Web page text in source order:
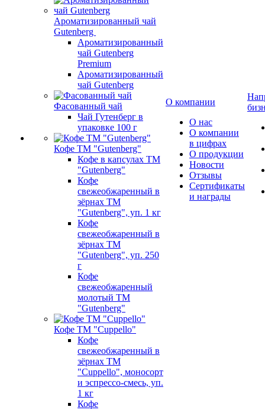
Ароматизированный чай
Gutenberg
Ароматизированный
чай Gutenberg
Premium
Ароматизированный
чай Gutenberg
Фасованный чай
Чай Гутенберг в
упаковке 100 г
Кофе ТМ "Gutenberg"
Кофе в капсулах ТМ
"Gutenberg"
Кофе
свежеобжаренный в
зёрнах ТМ
"Gutenberg", уп. 1 кг
Кофе
свежеобжаренный в
зёрнах ТМ
"Gutenberg", уп. 250
г
Кофе
свежеобжаренный
молотый ТМ
"Gutenberg"
Кофе ТМ "Cuppello"
Кофе
свежеобжаренный в
зёрнах ТМ
"Cuppello", моносорт
и эспрессо-смесь, уп.
1 кг
Кофе
О компании
О нас
О компании
в цифрах
О продукции
Новости
Отзывы
Сертификаты
и награды